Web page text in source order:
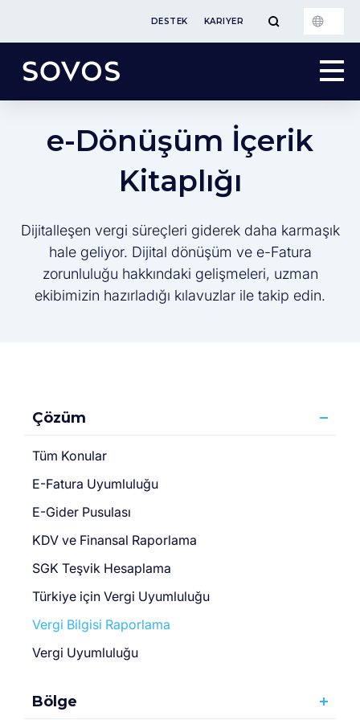
DESTEK KARIYER
e-Dönüşüm İçerik
Kitaplığı
Dijitalleşen vergi süreçleri giderek daha karmaşık
hale geliyor. Dijital dönüşüm ve e-Fatura
zorunluluğu hakkındaki gelişmeleri, uzman
ekibimizin hazırladığı kılavuzlar ile takip edin.
Çözüm
Tüm Konular
E-Fatura Uyumluluğu
E-Gider Pusulası
KDV ve Finansal Raporlama
SGK Teşvik Hesaplama
Türki̇ye için Vergi̇ Uyumluluğu
Vergi Bilgisi Raporlama
Vergi Uyumluluğu
Bölge